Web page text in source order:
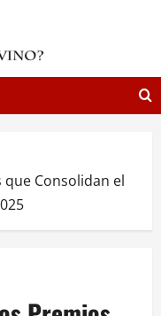
que Consolidan el